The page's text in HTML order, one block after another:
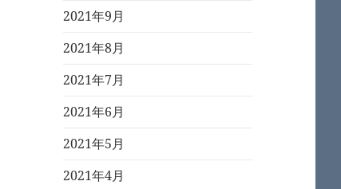
2021年9月
2021年8月
2021年7月
2021年6月
2021年5月
2021年4月